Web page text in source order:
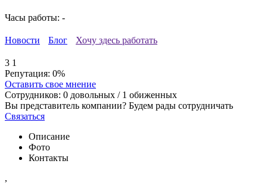
Часы работы: -
Новости Блог Хочу здесь работать
3 1
Репутация: 0%
Оставить свое мнение
Сотрудников: 0 довольных / 1 обиженных
Вы представитель компании? Будем рады сотрудничать
Связаться
Описание
Фото
Контакты
,